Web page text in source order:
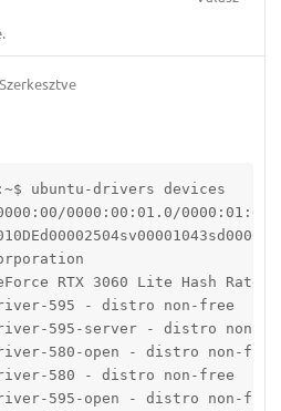
Szerkesztve
ubuntu-drivers devices
0000:00:01.0/
RTX 3060 Lite Hash Rate]
595 - distro non-free
595-server - distro non-
580-open - distro non-free
580 - distro non-free
595-open - distro non-free